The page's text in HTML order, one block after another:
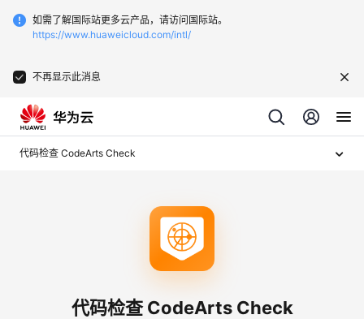
如需了解国际站更多云产品，请访问国际站。
https://www.huaweicloud.com/intl/
不再显示此消息
代码检查 CodeArts Check
代码检查 CodeArts Check